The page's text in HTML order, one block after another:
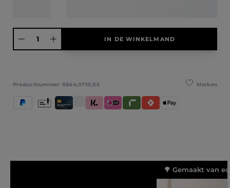
IN DE WINKELMAND
Merken
Productnummer: 0644,0710,05
PayPal Creditcard / BetaalpasKlarna (Achteraf betalen / In delen betalen /
iDeal IN3RivertySatispayApple Pay
Vooruitbetaling
🌳 Gemaakt van